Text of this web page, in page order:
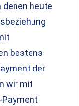
denen heute
bestens
der
wir mit